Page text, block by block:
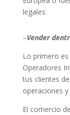
legales:
–Vender
Lo primero
Operadores
tus clientes
operaciones
El comercio